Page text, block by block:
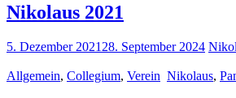
Nikolaus 2021
5. Dezember 2021 28. September 2024
Allgemein, Collegium, Verein Nikolaus,